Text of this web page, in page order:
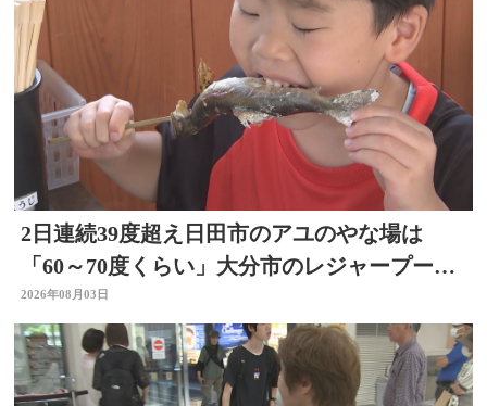
2日連続39度超え日田市のアユのやな場は
「60～70度くらい」大分市のレジャープール
も賑わう 大分
2026年08月03日